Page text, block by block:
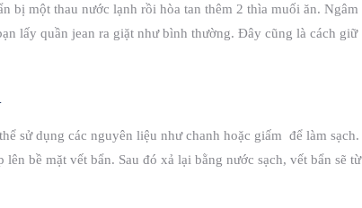
bị một thau nước lạnh rồi hòa tan thêm 2 thìa muối ăn. Ngâm
lấy quần jean ra giặt như bình thường. Đây cũng là cách giữ
sử dụng các nguyên liệu như chanh hoặc giấm để làm sạch.
bề mặt vết bẩn. Sau đó xả lại bằng nước sạch, vết bẩn sẽ từ